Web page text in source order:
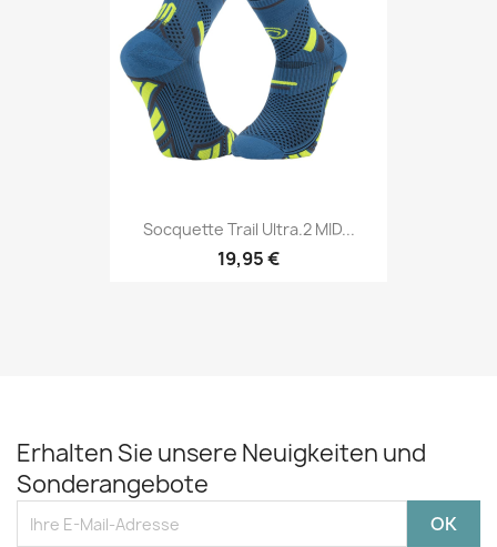
Socquette Trail Ultra.2 MID...
19,95 €
Erhalten Sie unsere Neuigkeiten und
Sonderangebote